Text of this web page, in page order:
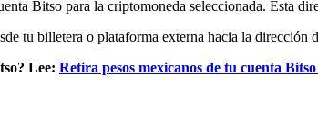
Bitso para la criptomoneda seleccionada. Esta
tu billetera o plataforma externa hacia la
Lee: Retira pesos mexicanos de tu cuenta